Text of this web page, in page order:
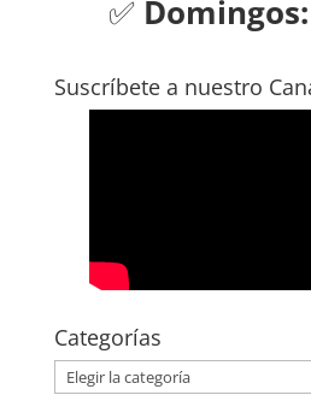
✅ Domingos:
Suscríbete a nuestro
Categorías
Categorías